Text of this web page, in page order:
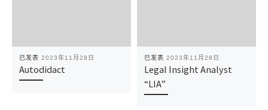
已发表 2023年11月28日
Autodidact
已发表 2023年11月28日
Legal Insight Analyst
“LIA”